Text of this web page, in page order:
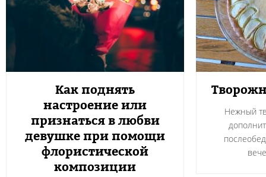
Как поднять
настроение или
признаться в любви
девушке при помощи
флористической
композиции
Нежный